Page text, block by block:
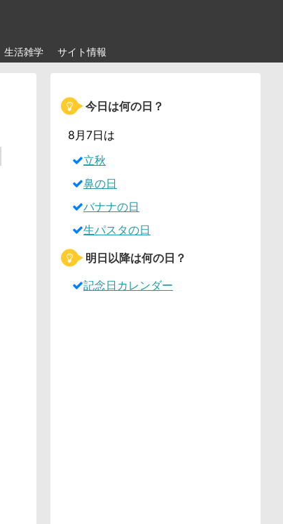
生活雑学 サイト情報
今日は何の日？
8月7日は
立秋
鼻の日
バナナの日
生パスタの日
明日以降は何の日？
記念日カレンダー